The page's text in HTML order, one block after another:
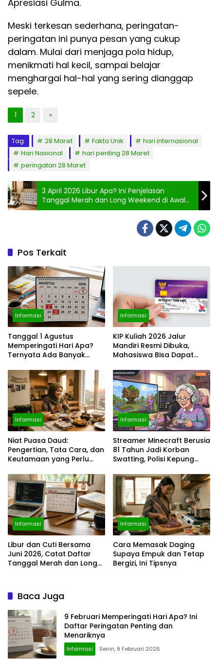
Apresiasi Gulma.
Meski terkesan sederhana, peringatan-
peringatan ini punya pesan yang cukup
dalam. Mulai dari menjaga pola hidup,
menikmati hal kecil, sampai belajar
menghargai hal-hal yang sering dianggap
sepele.
1 2 »
Tag: 28 Maret Fakta Unik
hari internasional
Hari Nasional
hari penting 28 Maret
peringatan 28 Maret
3 April 2026 Libur Apa? Ini Penjelasan
Tanggal Merah dan Long Weekend di Awal
April
Pos Terkait
Informasi
Tanggal 1 Agustus
Memperingati Hari Apa?
Ternyata Ada Banyak
ASI Sedunia hingga Hari
World Wide Web
Informasi
KIP Kuliah 2026 Jalur
Mandiri Resmi Dibuka,
Mahasiswa Bisa Dapat
per Bulan
Informasi
Niat Puasa Daud:
Pengertian, Tata Cara, dan
Keutamaan yang Perlu
Informasi
Streamer Minecraft Berusia
81 Tahun Jadi Korban
Swatting, Polisi Kepung
Langsung
Informasi
Libur dan Cuti Bersama
Juni 2026, Catat Daftar
Tanggal Merah dan Long
Informasi
Cara Memasak Daging
Supaya Empuk dan Tetap
Bergizi, Ini Tipsnya
Baca Juga
9 Februari Memperingati Hari Apa? Ini
Daftar Peringatan Penting dan
Menariknya
Informasi Senin, 9 Februari 2026